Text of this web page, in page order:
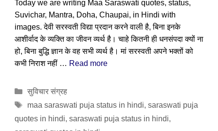
Today we are writing Maa Saraswati quotes, status,
Suvichar, Mantra, Doha, Chaupai, in Hindi with
images. देवी सरस्वती विद्या प्रदान करने वाली है, बिना इनके
आशीर्वाद के व्यक्ति का जीवन व्यर्थ है। चाहे कितनी ही धनसंपदा क्यों ना
हो, बिना बुद्धि ज्ञान के वह सभी व्यर्थ है। मां सरस्वती अपने भक्तों को
कभी निराश नहीं … Read more
Categories
सुविचार संग्रह
Tags
maa saraswati puja status in hindi, saraswati puja
quotes in hindi, saraswati puja status in hindi,